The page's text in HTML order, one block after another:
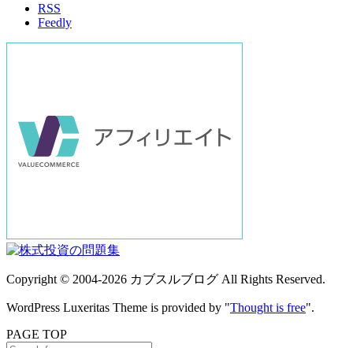
RSS
Feedly
Copyright © 2004-2026 カブスルブログ All Rights Reserved.
WordPress Luxeritas Theme is provided by "Thought is free".
PAGE TOP